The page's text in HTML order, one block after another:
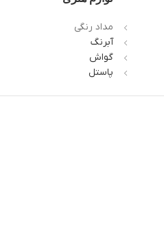
مداد رنگی
آبرنگ
گواش
پاستل